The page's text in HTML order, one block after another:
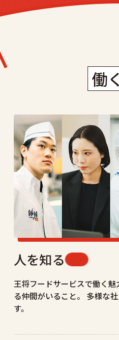
働
人を知る
王将フードサービスで働く
る仲間がいること。
多様な
す。